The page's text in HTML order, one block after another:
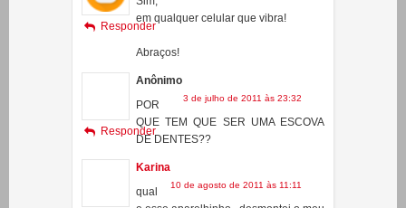
Ciência Tube
em qualquer celular que vibra!
Anônimo
3 de julho de 2011 às 23:32
POR
QUE TEM QUE SER UMA ESCOVA
DE DENTES??
Responder